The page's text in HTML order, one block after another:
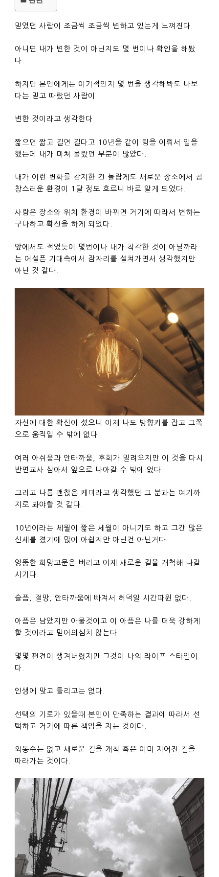
믿었던 사람이 조금씩 조금씩 변하고 있는게 느껴진다.
아니면 내가 변한 것이 아닌지도 몇 번이나 확인을 해봤
다.
하지만 본인에게는 이기적인지 몇 번을 생각해봐도 나보
다는 믿고 따랐던 사람이
변한 것이라고 생각한다.
짧으면 짧고 길면 길다고 10년을 같이 팀을 이뤄서 일을
했는데 내가 미쳐 몰랐던 부분이 많았다.
내가 이런 변화를 감지한 건 놀랍게도 새로운 장소에서 곱
창스러운 환경이 1달 정도 흐르니 바로 알게 되었다.
사람은 장소와 위치 환경이 바뀌면 거기에 따라서 변하는
구나하고 확신을 하게 되었다.
앞에서도 적었듯이 몇번이나 내가 착각한 것이 아닐까라
는 어설픈 기대속에서 잠자리를 설쳐가면서 생각했지만
아닌 것 같다.
자신에 대한 확신이 섰으니 이제 나도 방향키를 잡고 그쪽
으로 움직일 수 밖에 없다.
여러 아쉬움과 안타까움, 후회가 밀려오지만 이 것을 다시
반면교사 삼아서 앞으로 나아갈 수 밖에 없다.
그리고 나름 괜찮은 케미라고 생각했던 그 분과는 여기까
지로 봐야할 것 같다.
10년이라는 세월이 짧은 세월이 아니기도 하고 그간 많은
신세를 졌기에 많이 아쉽지만 아닌건 아닌거다.
엉뚱한 희망고문은 버리고 이제 새로운 길을 개척해 나갈
시기다.
슬픔, 절망, 안타까움에 빠져서 허덕일 시간따윈 없다.
아픔은 남았지만 아물것이고 이 아픔은 나를 더욱 강하게
할 것이라고 믿어의심치 않는다.
몇몇 편견이 생겨버렸지만 그것이 나의 라이프 스타일이
다.
인생에 맞고 틀리고는 없다.
선택의 기로가 있을때 본인이 만족하는 결과에 따라서 선
택하고 거기에 따른 책임을 지는 것이다.
외통수는 없고 새로운 길을 개척 혹은 이미 지어진 길을
따라가는 것이다.